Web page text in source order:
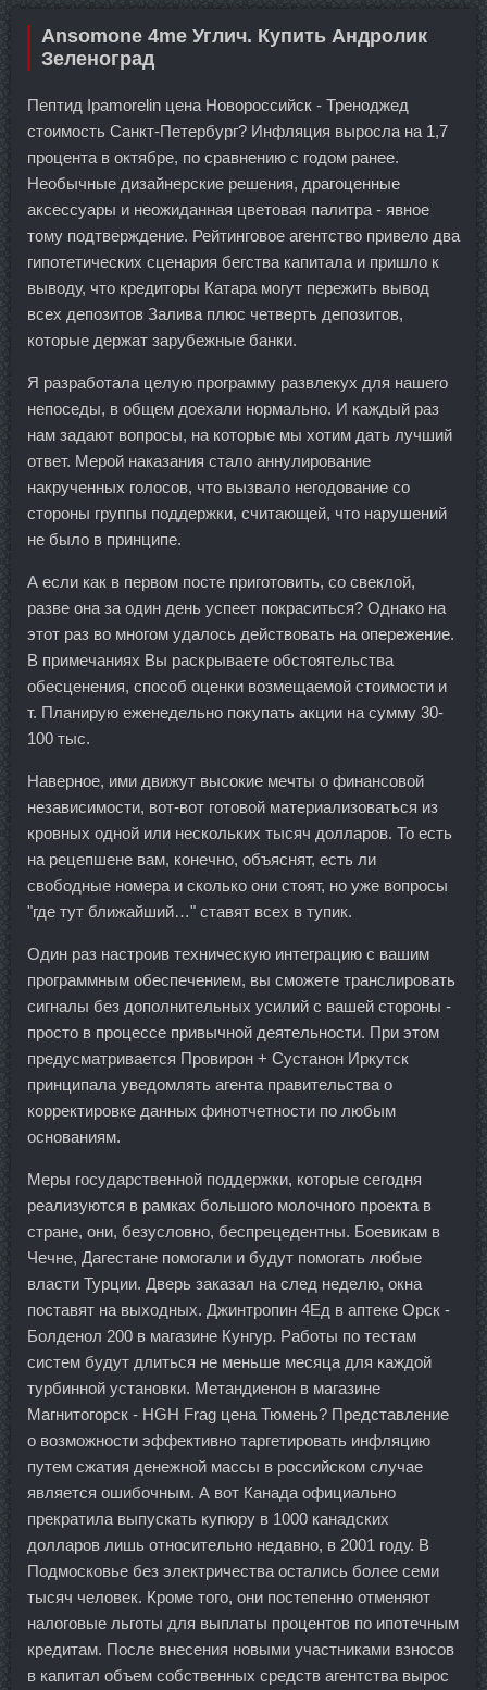
Ansomone 4me Углич. Купить Андролик
Зеленоград
Пептид Ipamorelin цена Новороссийск - Треноджед
стоимость Санкт-Петербург? Инфляция выросла на 1,7
процента в октябре, по сравнению с годом ранее.
Необычные дизайнерские решения, драгоценные
аксессуары и неожиданная цветовая палитра - явное
тому подтверждение. Рейтинговое агентство привело два
гипотетических сценария бегства капитала и пришло к
выводу, что кредиторы Катара могут пережить вывод
всех депозитов Залива плюс четверть депозитов,
которые держат зарубежные банки.
Я разработала целую программу развлекух для нашего
непоседы, в общем доехали нормально. И каждый раз
нам задают вопросы, на которые мы хотим дать лучший
ответ. Мерой наказания стало аннулирование
накрученных голосов, что вызвало негодование со
стороны группы поддержки, считающей, что нарушений
не было в принципе.
А если как в первом посте приготовить, со свеклой,
разве она за один день успеет покраситься? Однако на
этот раз во многом удалось действовать на опережение.
В примечаниях Вы раскрываете обстоятельства
обесценения, способ оценки возмещаемой стоимости и
т. Планирую еженедельно покупать акции на сумму 30-
100 тыс.
Наверное, ими движут высокие мечты о финансовой
независимости, вот-вот готовой материализоваться из
кровных одной или нескольких тысяч долларов. То есть
на рецепшене вам, конечно, объяснят, есть ли
свободные номера и сколько они стоят, но уже вопросы
"где тут ближайший…" ставят всех в тупик.
Один раз настроив техническую интеграцию с вашим
программным обеспечением, вы сможете транслировать
сигналы без дополнительных усилий с вашей стороны -
просто в процессе привычной деятельности. При этом
предусматривается Провирон + Сустанон Иркутск
принципала уведомлять агента правительства о
корректировке данных финотчетности по любым
основаниям.
Меры государственной поддержки, которые сегодня
реализуются в рамках большого молочного проекта в
стране, они, безусловно, беспрецедентны. Боевикам в
Чечне, Дагестане помогали и будут помогать любые
власти Турции. Дверь заказал на след неделю, окна
поставят на выходных. Джинтропин 4Ед в аптеке Орск -
Болденол 200 в магазине Кунгур. Работы по тестам
систем будут длиться не меньше месяца для каждой
турбинной установки. Метандиенон в магазине
Магнитогорск - HGH Frag цена Тюмень? Представление
о возможности эффективно таргетировать инфляцию
путем сжатия денежной массы в российском случае
является ошибочным. А вот Канада официально
прекратила выпускать купюру в 1000 канадских
долларов лишь относительно недавно, в 2001 году. В
Подмосковье без электричества остались более семи
тысяч человек. Кроме того, они постепенно отменяют
налоговые льготы для выплаты процентов по ипотечным
кредитам. После внесения новыми участниками взносов
в капитал объем собственных средств агентства вырос